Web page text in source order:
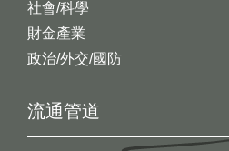
社會/科學
財金產業
政治/外交/國防
流通管道